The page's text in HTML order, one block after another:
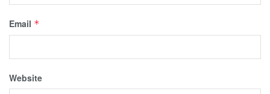
Email *
Website